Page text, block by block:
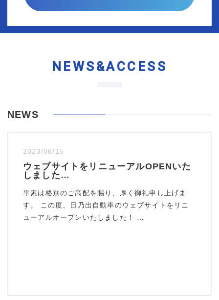
NEWS&ACCESS
NEWS
2023/06/15
ウェブサイトをリニューアルOPENいた
しました…
平素は格別のご高配を賜り、厚く御礼申し上げま
す。 この度、日乃出自動車のウェブサイトをリニ
ューアルオープンいたしました！ …